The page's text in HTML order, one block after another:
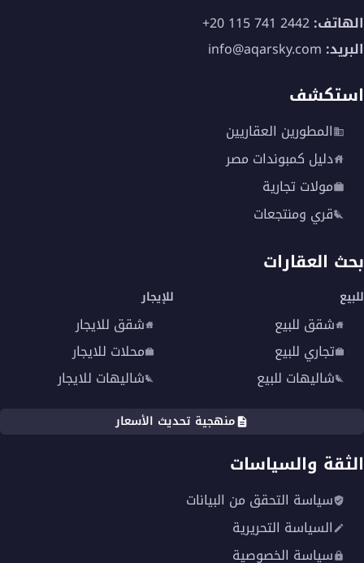
الهاتف:+20 115 741 2442
البريد: info@aqarsky.com
استكشف
المطورين العقاريين
دليل كمبوندات مصر
مولات تجارية
قري ومنتجعات
بحث العقارات
للبيع
شقق للبيع
تجاري للبيع
شاليهات للبيع
للإيجار
شقق للايجار
محلات للايجار
شاليهات للايجار
منهجية تحديث الأسعار
الثقة والسياسات
سياسة التحقق من البيانات
السياسة التحريرية
سياسة الخصوصية